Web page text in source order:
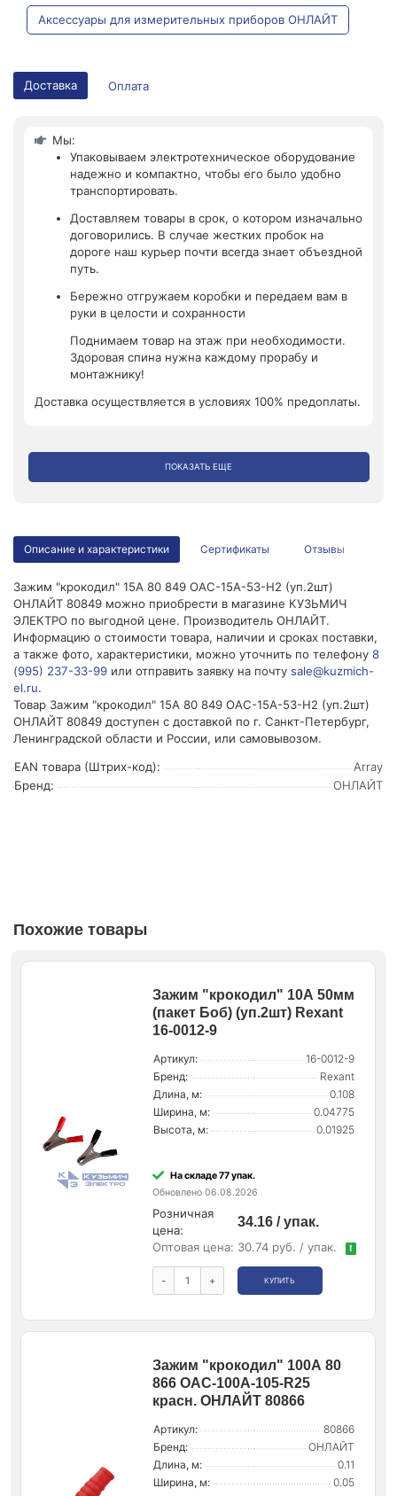
Аксессуары для измерительных приборов ОНЛАЙТ
Доставка Оплата
Мы:
Упаковываем электротехническое оборудование
надежно и компактно, чтобы его было удобно
транспортировать.
Доставляем товары в срок, о котором изначально
договорились. В случае жестких пробок на
дороге наш курьер почти всегда знает объездной
путь.
Бережно отгружаем коробки и передаем вам в
руки в целости и сохранности
Поднимаем товар на этаж при необходимости.
Здоровая спина нужна каждому прорабу и
монтажнику!
Доставка осуществляется в условиях 100% предоплаты.
ПОКАЗАТЬ ЕЩЕ
Описание и характеристики Сертификаты Отзывы
Зажим "крокодил" 15А 80 849 OAC-15A-53-H2 (уп.2шт)
ОНЛАЙТ 80849 можно приобрести в магазине КУЗЬМИЧ
ЭЛЕКТРО по выгодной цене. Производитель ОНЛАЙТ.
Информацию о стоимости товара, наличии и сроках поставки,
а также фото, характеристики, можно уточнить по телефону 8
(995) 237-33-99 или отправить заявку на почту sale@kuzmich-
el.ru.
Товар Зажим "крокодил" 15А 80 849 OAC-15A-53-H2 (уп.2шт)
ОНЛАЙТ 80849 доступен с доставкой по г. Санкт-Петербург,
Ленинградской области и России, или самовывозом.
EAN товара (Штрих-код):
Array
Бренд:
ОНЛАЙТ
Похожие товары
Зажим "крокодил" 10А 50мм
(пакет Боб) (уп.2шт) Rexant
16-0012-9
Артикул:
16-0012-9
Бренд:
Rexant
Длина, м:
0.108
Ширина, м:
0.04775
Высота, м:
0.01925
На складе 77 упак.
Обновлено 06.08.2026
Розничная
цена:
34.16 / упак.
Оптовая цена: 30.74 руб. / упак. !
- + КУПИТЬ
Зажим "крокодил" 100А 80
866 OAC-100A-105-R25
красн. ОНЛАЙТ 80866
Артикул:
80866
Бренд:
ОНЛАЙТ
Длина, м:
0.11
Ширина, м:
0.05